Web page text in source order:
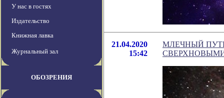
У нас в гостях
Издательство
Книжная лавка
Журнальный зал
ОБОЗРЕНИЯ
21.04.2020
15:42
МЛЕЧНЫЙ